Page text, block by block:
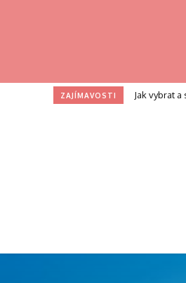
ZAJÍMAVOSTI Profesní